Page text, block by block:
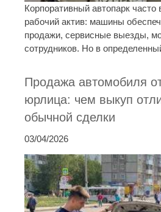
Корпоративный автопарк часто
рабочий актив: машины
продажи, сервисные выезды,
сотрудников. Но в
Продажа автомобиля
юрлица: чем выкуп
обычной сделки
03/04/2026